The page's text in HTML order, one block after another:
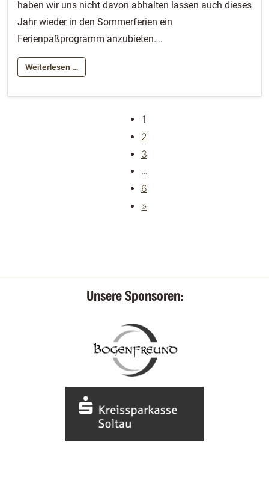
haben wir uns nicht davon abhalten lassen auch dieses
Jahr wieder in den Sommerferien ein
Ferienpaßprogramm anzubieten….
Weiterlesen …
Posts navigation
1
2
3
…
6
»
Unsere Sponsoren: